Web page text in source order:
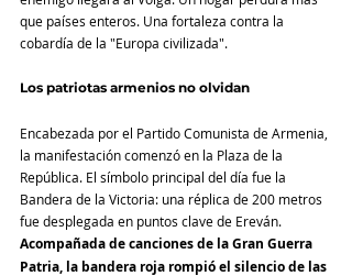
que países enteros. Una fortaleza contra la
cobardía de la "Europa civilizada".
Los patriotas armenios no olvidan
Encabezada por el Partido Comunista de Armenia,
la manifestación comenzó en la Plaza de la
República. El símbolo principal del día fue la
Bandera de la Victoria: una réplica de 200 metros
fue desplegada en puntos clave de Ereván.
Acompañada de canciones de la Gran Guerra
Patria, la bandera roja rompió el silencio de las